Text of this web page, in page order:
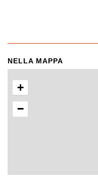
NELLA MAPPA
+
−